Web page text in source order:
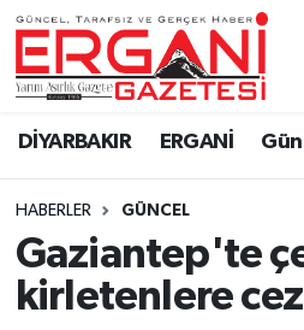
DİYARBAKIR ERGANİ
HABERLER GÜNCEL
Gaziantep'te
kirletenlere
DİYARBAKIR
BİSMİL
BAĞLAR
ERGANİ
Güncel
Eği̇ti̇m
Ergani Nöbetçi Eczaneler
Ergani Hava Durumu
Ergani Trafik Yoğunluk
Süper Lig Puan Durumu